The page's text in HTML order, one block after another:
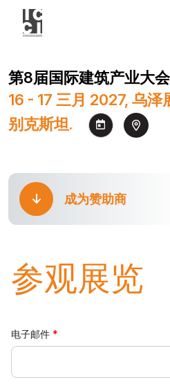
第8届国际建筑产业大
16 - 17 三月 2027, 乌泽
别克斯坦.
成为赞助商
参观展览
电子邮件